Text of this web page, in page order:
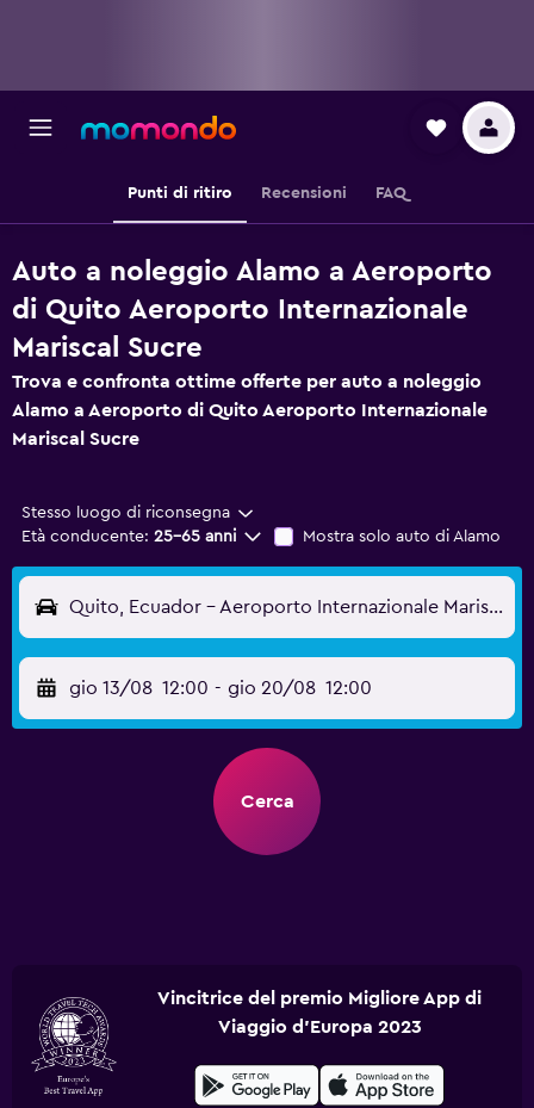
Punti di ritiro Recensioni FAQ
Auto a noleggio Alamo a Aeroporto
di Quito Aeroporto Internazionale
Mariscal Sucre
Trova e confronta ottime offerte per auto a noleggio
Alamo a Aeroporto di Quito Aeroporto Internazionale
Mariscal Sucre
Stesso luogo di riconsegna
Età conducente: 25-65 anni Mostra solo auto di Alamo
Quito, Ecuador - Aeroporto Internazionale Mariscal Sucre (UIO)
gio 13/08 12:00 - gio 20/08 12:00
Cerca
Vincitrice del premio Migliore App di
Viaggio d'Europa 2023